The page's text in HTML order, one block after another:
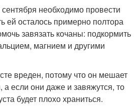
необходимо провести
ей осталось примерно полтора
завязать кочаны: подкормить
магнием и другими
вреден, потому что он мешает
если они даже и завяжутся, то
будет плохо храниться.